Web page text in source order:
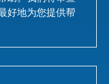
好地为您提供帮